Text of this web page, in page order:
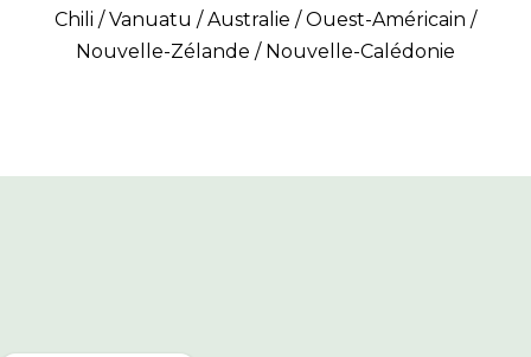
Chili / Vanuatu / Australie / Ouest-Américain /
Nouvelle-Zélande / Nouvelle-Calédonie